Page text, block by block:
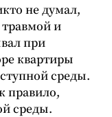
не думал,
и
при
квартиры
среды.
правило,
среды.